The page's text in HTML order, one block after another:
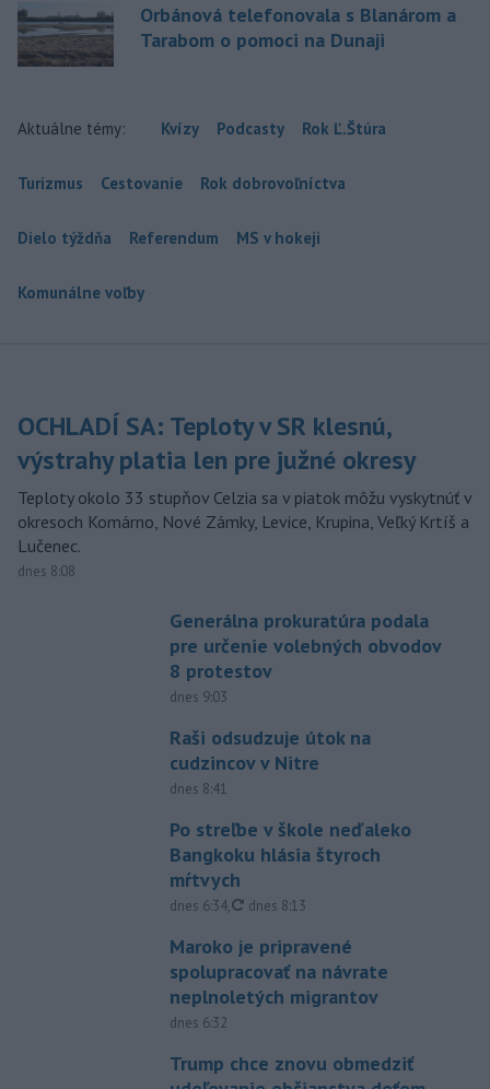
Orbánová telefonovala s Blanárom a
Tarabom o pomoci na Dunaji
Aktuálne témy: Kvízy Podcasty Rok Ľ.Štúra
Turizmus Cestovanie Rok dobrovoľníctva
Dielo týždňa Referendum MS v hokeji
Komunálne voľby
OCHLADÍ SA: Teploty v SR klesnú,
výstrahy platia len pre južné okresy
Teploty okolo 33 stupňov Celzia sa v piatok môžu vyskytnúť v
okresoch Komárno, Nové Zámky, Levice, Krupina, Veľký Krtíš a
Lučenec.
dnes 8:08
Generálna prokuratúra podala
pre určenie volebných obvodov
8 protestov
dnes 9:03
Raši odsudzuje útok na
cudzincov v Nitre
dnes 8:41
Po streľbe v škole neďaleko
Bangkoku hlásia štyroch
mŕtvych
dnes 6:34, aktualizované
dnes 8:13
Maroko je pripravené
spolupracovať na návrate
neplnoletých migrantov
dnes 6:32
Trump chce znovu obmedziť